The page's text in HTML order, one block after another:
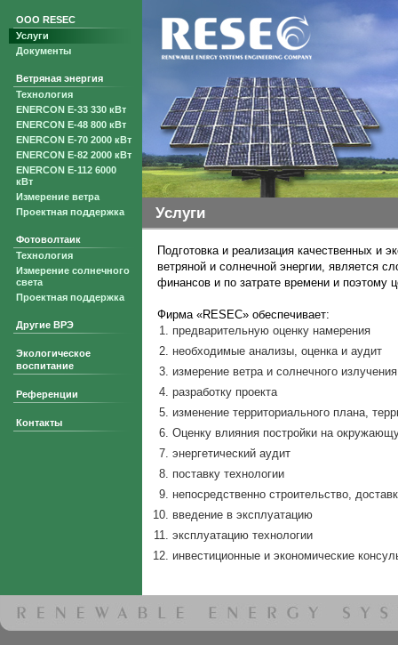
ООО RESEC
Услуги
Документы
Ветряная энергия
Технология
ENERCON E-33 330 кВт
ENERCON E-48 800 кВт
ENERCON E-70 2000 кВт
ENERCON E-82 2000 кВт
ENERCON E-112 6000
кВт
Измерение ветра
Проектная поддержка
Фотоволтаик
Технология
Измерение солнечного
света
Проектная поддержка
Другие ВРЭ
Экологическое
воспитание
Референции
Контакты
Услуги
Подготовка и реализация качественных и
ветряной и солнечной энергии, является
финансов и по затрате времени и поэтому
Фирма «RESEC» обеспечивает:
предварительную оценку намерения
необходимые анализы, оценка и аудит
измерение ветра и солнечного излучения
разработку проекта
изменение территориального плана,
Оценку влияния постройки на
энергетический аудит
поставку технологии
непосредственно строительство,
введение в эксплуатацию
эксплуатацию технологии
инвестиционные и экономические